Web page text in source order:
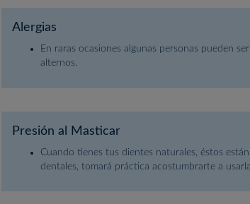
Alergias
En raras ocasiones algunas personas pueden
alternos.
Presión al Masticar
Cuando tienes tus dientes naturales, éstos
dentales, tomará práctica acostumbrarte a